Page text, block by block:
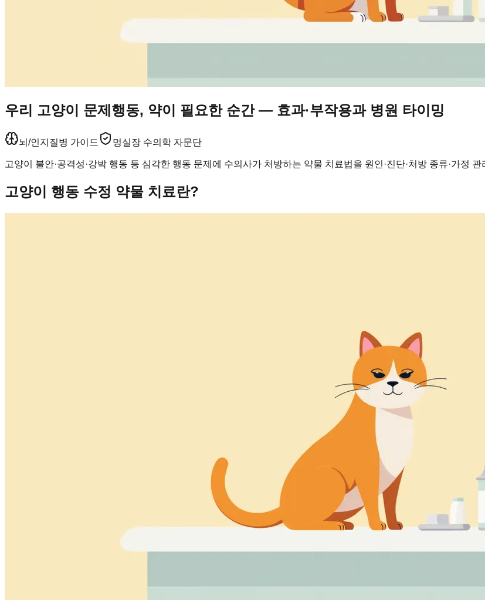
우리 고양이 문제행동, 약이 필요한 순간 — 효과·부작용과 병원 타이밍
뇌/인지 질병 가이드 멍실장 수의학 자문단
고양이 불안·공격성·강박 행동 등 심각한 행동 문제에 수의사가 처방하는 약물 치료법을 원인·진단·처방 종류·가정
고양이 행동 수정 약물 치료란?